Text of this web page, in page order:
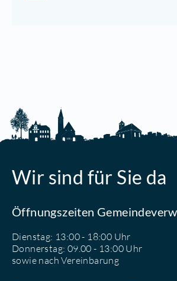
Wir sind für Sie da
Öffnungszeiten
Dienstag: 13:00 - 18:00 Uhr
Donnerstag: 09.00 - 13:00 Uhr
sowie nach Vereinbarung